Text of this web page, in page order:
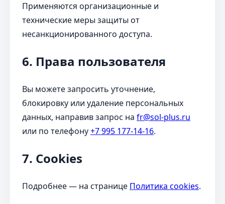
Применяются организационные и
технические меры защиты от
несанкционированного доступа.
6. Права пользователя
Вы можете запросить уточнение,
блокировку или удаление персональных
данных, направив запрос на fr@sol-plus.ru
или по телефону+7 995 177-14-16.
7. Cookies
Подробнее — на странице Политика cookies.